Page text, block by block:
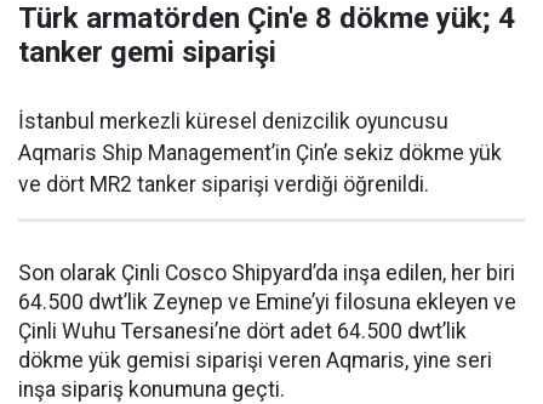
Türk armatörden Çin'e 8 dökme yük; 4
tanker gemi siparişi
İstanbul merkezli küresel denizcilik oyuncusu
Aqmaris Ship Management’in Çin’e sekiz dökme yük
ve dört MR2 tanker siparişi verdiği öğrenildi.
Son olarak Çinli Cosco Shipyard’da inşa edilen, her biri
64.500 dwt’lik Zeynep ve Emine’yi filosuna ekleyen ve
Çinli Wuhu Tersanesi’ne dört adet 64.500 dwt’lik
dökme yük gemisi siparişi veren Aqmaris, yine seri
inşa sipariş konumuna geçti.